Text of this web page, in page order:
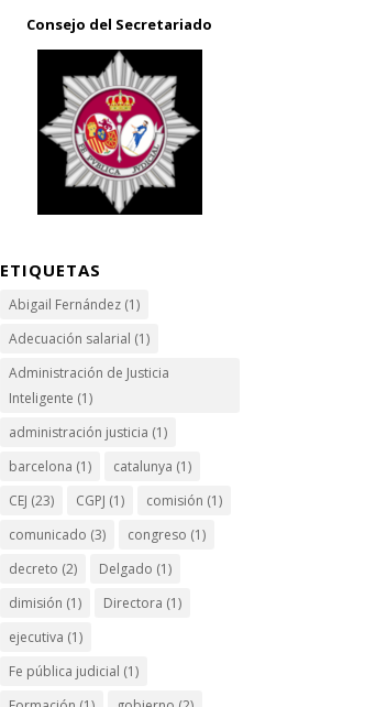
Consejo del Secretariado
ETIQUETAS
Abigail Fernández (1)
Adecuación salarial (1)
Administración de Justicia
Inteligente (1)
administración justicia (1)
barcelona (1) catalunya (1)
CEJ (23) CGPJ (1) comisión (1)
comunicado (3) congreso (1)
decreto (2) Delgado (1)
dimisión (1) Directora (1)
ejecutiva (1)
Fe pública judicial (1)